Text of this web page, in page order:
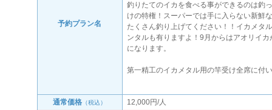
予約プラン名
釣りたてのイカを食べる事ができるのは釣
けの特権！スーパーでは手に入らない新鮮
たくさん釣り上げてください！！イカメタ
ンタルも有りますよ！9月からはアオリイカ
になります。
第一精工のイカメタル用の竿受け全席に付
通常価格 （税込） 12,000円/人